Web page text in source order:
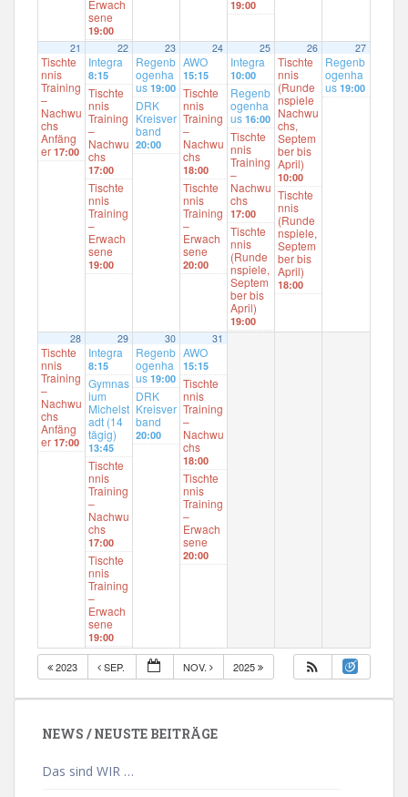
Erwach
sene
19:00
19:00
21
Tischte
nnis
Training
–
Nachwu
chs
Anfäng
er 17:00
22
Integra
8:15
Tischte
nnis
Training
–
Nachwu
chs
17:00
Tischte
nnis
Training
–
Erwach
sene
19:00
23
Regenb
ogenha
us 19:00
DRK
Kreisver
band
20:00
24
AWO
15:15
Tischte
nnis
Training
–
Nachwu
chs
18:00
Tischte
nnis
Training
–
Erwach
sene
20:00
25
Integra
10:00
Regenb
ogenha
us 16:00
Tischte
nnis
Training
–
Nachwu
chs
17:00
Tischte
nnis
(Runde
nspiele,
Septem
ber bis
April)
19:00
26
Tischte
nnis
(Runde
nspiele
Nachwu
chs,
Septem
ber bis
April)
10:00
Tischte
nnis
(Runde
nspiele,
Septem
ber bis
April)
18:00
27
Regenb
ogenha
us 19:00
28
Tischte
nnis
Training
–
Nachwu
chs
Anfäng
er 17:00
29
Integra
8:15
Gymnas
ium
Michelst
adt (14
tägig)
13:45
Tischte
nnis
Training
–
Nachwu
chs
17:00
Tischte
nnis
Training
–
Erwach
sene
19:00
30
Regenb
ogenha
us 19:00
DRK
Kreisver
band
20:00
31
AWO
15:15
Tischte
nnis
Training
–
Nachwu
chs
18:00
Tischte
nnis
Training
–
Erwach
sene
20:00
2023 SEP. NOV. 2025
NEWS / NEUSTE BEITRÄGE
Das sind WIR …